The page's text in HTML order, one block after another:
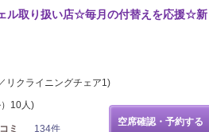
ル取り扱い店☆毎月の付替えを応援☆新
リクライニングチェア1)
10人)
ミ 134件
空席確認・予約する